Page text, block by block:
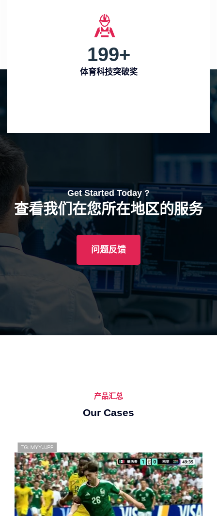
199+
体育科技突破奖
Get Started Today ?
查看我们在您所在地区的服务
问题反馈
产品汇总
Our Cases
世界杯G组收官焦点：埃及惊险保住
小组第二